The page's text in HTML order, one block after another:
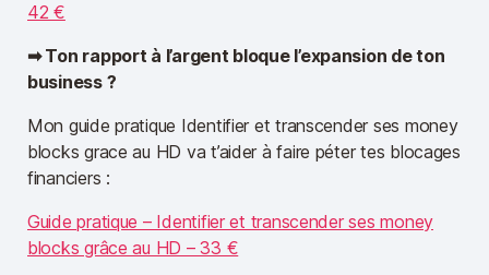
42 €
➡︎ Ton rapport à l’argent bloque l’expansion de ton
business ?
Mon guide pratique Identifier et transcender ses money
blocks grace au HD va t’aider à faire péter tes blocages
financiers :
Guide pratique – Identifier et transcender ses money
blocks grâce au HD – 33 €